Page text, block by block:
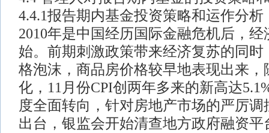
4.4.1报告期内基金投资策略和运作分析
2010年是中国经历国际金融危机后，
始。前期刺激政策带来经济复苏的同时
格泡沫，商品房价格较早地表现出来，
化，11月份CPI创两年多来的新高达
度全面转向，针对房地产市场的严厉
出台，银监会开始清查地方政府融资平